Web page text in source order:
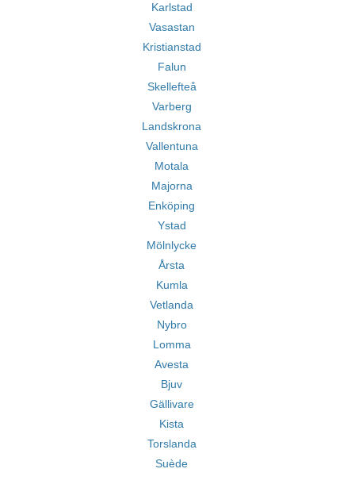
Karlstad
Vasastan
Kristianstad
Falun
Skellefteå
Varberg
Landskrona
Vallentuna
Motala
Majorna
Enköping
Ystad
Mölnlycke
Årsta
Kumla
Vetlanda
Nybro
Lomma
Avesta
Bjuv
Gällivare
Kista
Torslanda
Suède